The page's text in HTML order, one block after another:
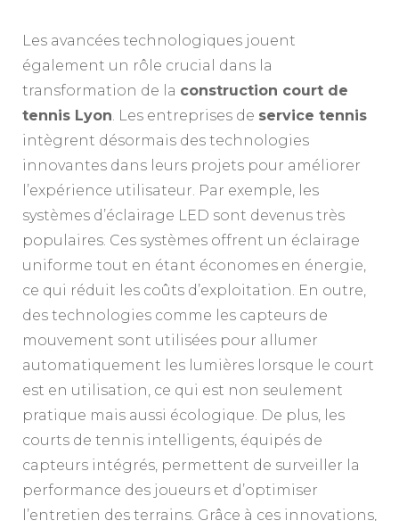
Les avancées technologiques jouent
également un rôle crucial dans la
transformation de la construction court de
tennis Lyon . Les entreprises de service tennis
intègrent désormais des technologies
innovantes dans leurs projets pour améliorer
l’expérience utilisateur. Par exemple, les
systèmes d’éclairage LED sont devenus très
populaires. Ces systèmes offrent un éclairage
uniforme tout en étant économes en énergie,
ce qui réduit les coûts d’exploitation. En outre,
des technologies comme les capteurs de
mouvement sont utilisées pour allumer
automatiquement les lumières lorsque le court
est en utilisation, ce qui est non seulement
pratique mais aussi écologique. De plus, les
courts de tennis intelligents, équipés de
capteurs intégrés, permettent de surveiller la
performance des joueurs et d’optimiser
l’entretien des terrains. Grâce à ces innovations,